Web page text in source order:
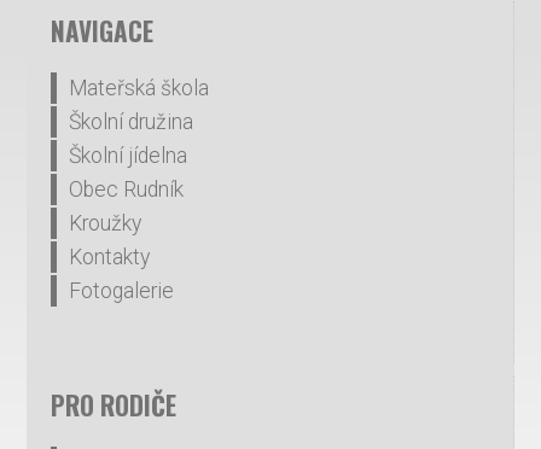
NAVIGACE
Mateřská škola
Školní družina
Školní jídelna
Obec Rudník
Kroužky
Kontakty
Fotogalerie
PRO RODIČE